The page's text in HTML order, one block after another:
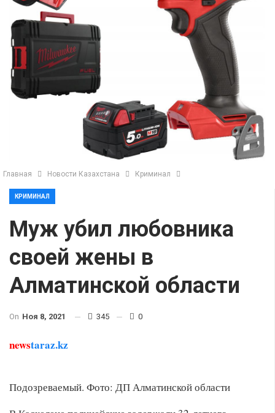
Главная Новости Казахстана Криминал
КРИМИНАЛ
Муж убил любовника
своей жены в
Алматинской области
On Ноя 8, 2021 345 0
newstaraz.kz
Подозреваемый. Фото: ДП Алматинской области